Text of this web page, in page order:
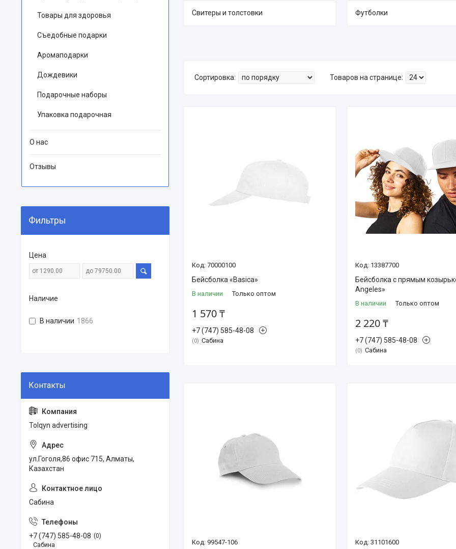
Свитеры и толстовки Футболки
70000100
Бейсболка «Basica»
В наличии Только оптом
1 570 ₸
+7 (747) 585-48-08
0 Сабина
13387700
Бейсболка с прямым
Angeles»
В наличии Только оптом
2 220 ₸
+7 (747) 585-48-08
0 Сабина
99547-106 31101600
Товары для здоровья
Съедобные подарки
Аромаподарки
Дождевики
Подарочные наборы
Упаковка подарочная
О нас
Отзывы
Фильтры
Цена
Наличие
В наличии 1866
Tolqyn advertising
ул.Гоголя,86 офис 715, Алматы,
Казахстан
Сабина
+7 (747) 585-48-08 0
Сабина